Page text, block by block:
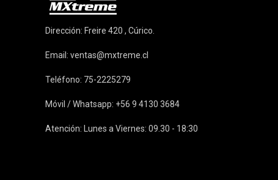
Dirección: Freire 420 , Cúrico.
Email:ventas@mxtreme.cl
Teléfono: 75-2225279
Móvil / Whatsapp: +56 9 4130 3684
Atención: Lunes a Viernes: 09.30 - 18:30